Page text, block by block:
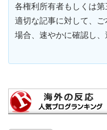
各権利所有者もしくは
適切な記事に対して、
場合、速やかに確認し、